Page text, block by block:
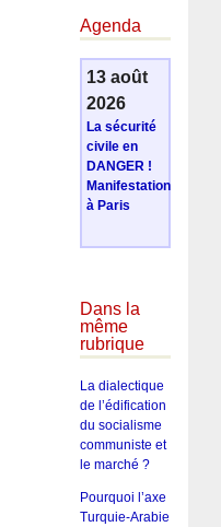
Agenda
13 août
2026
La sécurité
civile en
DANGER !
Manifestation
à Paris
Dans la
même
rubrique
La dialectique
de l’édification
du socialisme
communiste et
le marché ?
Pourquoi l’axe
Turquie-Arabie